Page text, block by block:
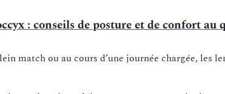
: conseils de posture et de confort au
match ou au cours d’une journée chargée, les